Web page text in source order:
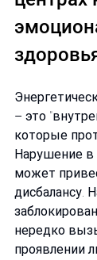
– это
которые
Нарушение в
может
дисбалансу.
нередко
проявлении